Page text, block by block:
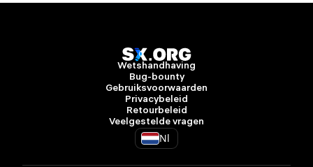
Wetshandhaving
Bug-bounty
Gebruiksvoorwaarden
Privacybeleid
Retourbeleid
Veelgestelde vragen
Nl